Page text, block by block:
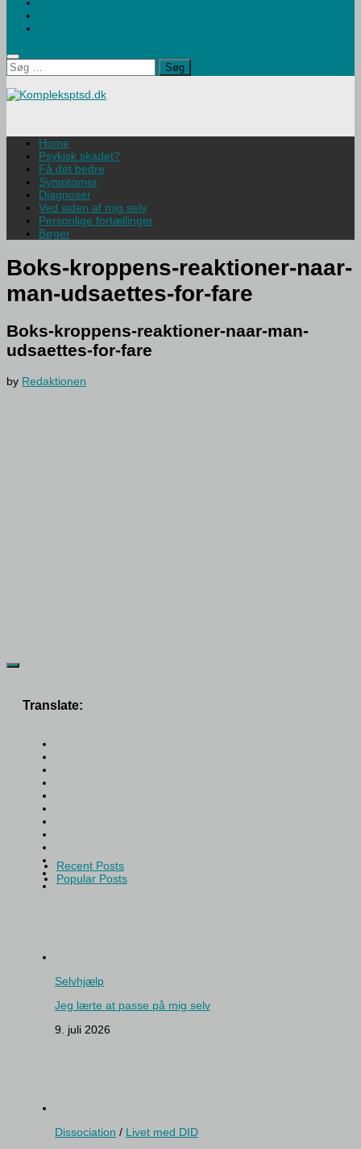
Søg
efter:
Home
Psykisk skadet?
Få det bedre
Symptomer
Diagnoser
Ved siden af mig selv
Personlige fortællinger
Bøger
Boks-kroppens-reaktioner-naar-
man-udsaettes-for-fare
Boks-kroppens-reaktioner-naar-man-
udsaettes-for-fare
by Redaktionen
Translate:
Recent Posts
Popular Posts
Selvhjælp
Jeg lærte at passe på mig selv
9. juli 2026
Dissociation / Livet med DID